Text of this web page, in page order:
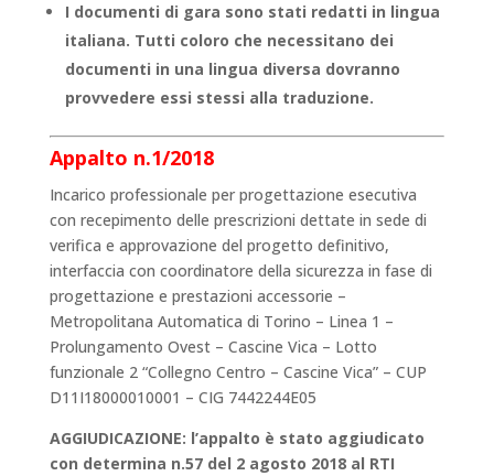
I documenti di gara sono stati redatti in lingua
italiana. Tutti coloro che necessitano dei
documenti in una lingua diversa dovranno
provvedere essi stessi alla traduzione.
Appalto n.1/2018
Incarico professionale per progettazione esecutiva
con recepimento delle prescrizioni dettate in sede di
verifica e approvazione del progetto definitivo,
interfaccia con coordinatore della sicurezza in fase di
progettazione e prestazioni accessorie –
Metropolitana Automatica di Torino – Linea 1 –
Prolungamento Ovest – Cascine Vica – Lotto
funzionale 2 “Collegno Centro – Cascine Vica” – CUP
D11I18000010001 – CIG 7442244E05
AGGIUDICAZIONE: l’appalto è stato aggiudicato
con determina n.57 del 2 agosto 2018 al RTI